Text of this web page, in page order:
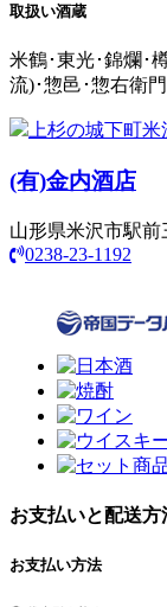
取扱い酒蔵
米鶴･東光･錦爛･
流)･惣邑･惣右衛
上杉の城下町米
(有)金内酒店
山形県米沢市駅前
0238-23-1192
お支払いと配送方
お支払い方法